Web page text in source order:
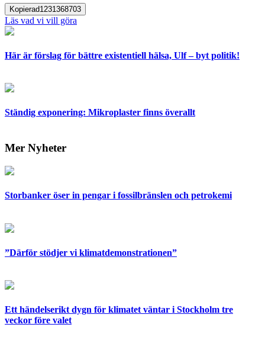
Kopierad1231368703
Läs vad vi vill göra
Här är förslag för bättre existentiell hälsa, Ulf – byt politik!
Ständig exponering: Mikroplaster finns överallt
Mer Nyheter
Storbanker öser in pengar i fossilbränslen och petrokemi
”Därför stödjer vi klimatdemonstrationen”
Ett händelserikt dygn för klimatet väntar i Stockholm tre
veckor före valet